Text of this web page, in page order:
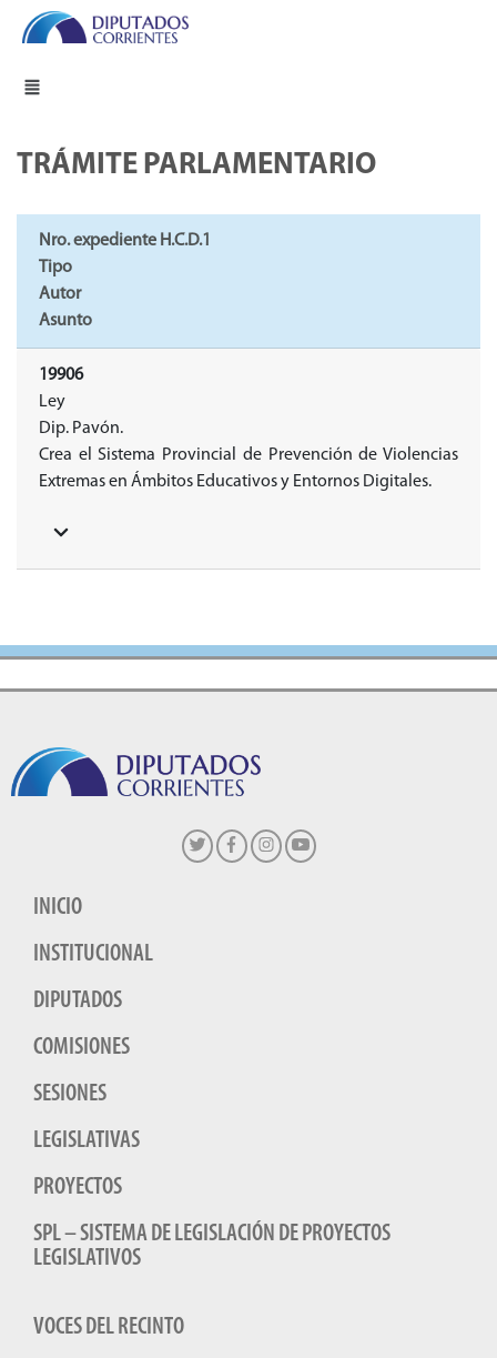
TRÁMITE PARLAMENTARIO
Nro. expediente H.C.D.1
Tipo
Autor
Asunto
19906
Ley
Dip. Pavón.
Crea el Sistema Provincial de Prevención de Violencias
Extremas en Ámbitos Educativos y Entornos Digitales.
INICIO
INSTITUCIONAL
DIPUTADOS
COMISIONES
SESIONES
LEGISLATIVAS
PROYECTOS
SPL – SISTEMA DE LEGISLACIÓN DE PROYECTOS
LEGISLATIVOS
VOCES DEL RECINTO